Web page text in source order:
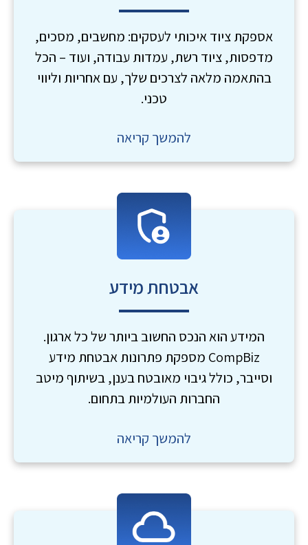
אספקת ציוד איכותי לעסקים: מחשבים, מסכים,
מדפסות, ציוד רשת, עמדות עבודה, ועוד – הכל
בהתאמה מלאה לצרכים שלך, עם אחריות וליווי
טכני.
להמשך קריאה
אבטחת מידע
המידע הוא הנכס החשוב ביותר של כל ארגון.
CompBiz מספקת פתרונות אבטחת מידע
וסייבר, כולל גיבוי מאובטח בענן, בשיתוף מיטב
החברות העולמיות בתחום.
להמשך קריאה